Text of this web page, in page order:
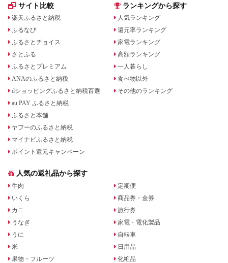
サイト比較
楽天ふるさと納税
ふるなび
ふるさとチョイス
さとふる
ふるさとプレミアム
ANAのふるさと納税
dショッピングふるさと納税百選
au PAY ふるさと納税
ふるさと本舗
ヤフーのふるさと納税
マイナビふるさと納税
ポイント還元キャンペーン
ランキングから探す
人気ランキング
還元率ランキング
家電ランキング
高額ランキング
一人暮らし
食べ物以外
その他のランキング
人気の返礼品から探す
牛肉
いくら
カニ
うなぎ
うに
米
果物・フルーツ
定期便
商品券・金券
旅行券
家電・電化製品
自転車
日用品
化粧品